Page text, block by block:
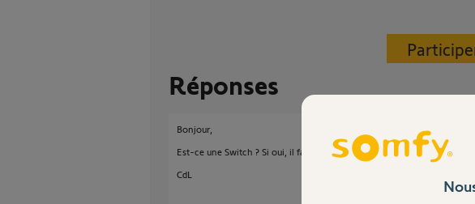
Réponses
Bonjour,
Est-ce une Switch ? Si oui, il faudra réviser le terme "intelligent" !
CdL